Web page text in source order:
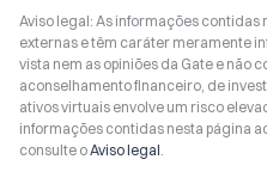
Aviso legal: As informações contidas
externas e têm caráter meramente
vista nem as opiniões da Gate e não
aconselhamento financeiro, de
ativos virtuais envolve um risco
informações contidas nesta página
consulte oAviso legal.